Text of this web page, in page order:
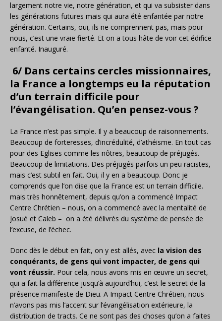
largement notre vie, notre génération, et qui va subsister dans
les générations futures mais qui aura été enfantée par notre
génération. Certains, oui, ils ne comprennent pas, mais pour
nous, c’est une vraie fierté. Et on a tous hâte de voir cet édifice
enfanté. Inauguré.
6/ Dans certains cercles missionnaires,
la France a longtemps eu la réputation
d’un terrain difficile pour
l’évangélisation. Qu’en pensez-vous ?
La France n’est pas simple. Il y a beaucoup de raisonnements.
Beaucoup de forteresses, d’incrédulité, d’athéisme. En tout cas
pour des Eglises comme les nôtres, beaucoup de préjugés.
Beaucoup de limitations. Des préjugés parfois un peu racistes,
mais c’est subtil en fait. Oui, il y en a beaucoup. Donc je
comprends que l’on dise que la France est un terrain difficile.
mais très honnêtement, depuis qu’on a commencé Impact
Centre Chrétien – nous, on a commencé avec la mentalité de
Josué et Caleb – on a été délivrés du système de pensée de
l’excuse, de l’échec.
Donc dès le début en fait, on y est allés, avec la vision des
conquérants, de gens qui vont impacter, de gens qui
vont réussir. Pour cela, nous avons mis en œuvre un secret,
qui a fait la différence jusqu’à aujourd’hui, c’est le secret de la
présence manifeste de Dieu. A Impact Centre Chrétien, nous
n’avons pas mis l’accent sur l’évangélisation extérieure, la
distribution de tracts. Ce ne sont pas des choses qu’on a faites